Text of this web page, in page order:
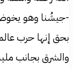
-جيشُنا وهو
بحق إنها حرب
والشرق بجانب